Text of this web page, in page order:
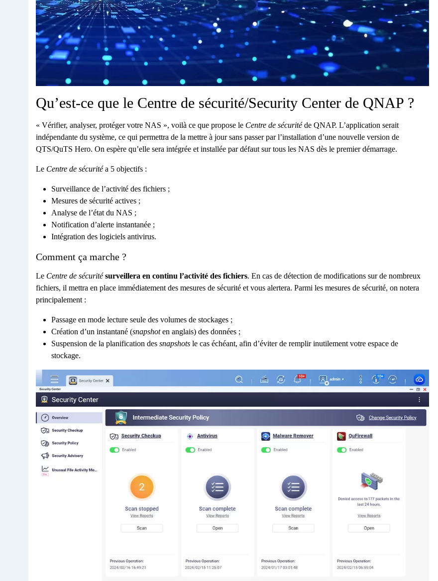
Qu’est-ce que le Centre de sécurité/Security Center de QNAP ?
« Vérifier, analyser, protéger votre NAS », voilà ce que propose le Centre de sécuritéde QNAP. L’application serait
indépendante du système, ce qui permettra de la mettre à jour sans passer par l’installation d’une nouvelle version de
QTS/QuTS Hero. On espère qu’elle sera intégrée et installée par défaut sur tous les NAS dès le premier démarrage.
Le Centre de sécuritéa 5 objectifs :
Surveillance de l’activité des fichiers ;
Mesures de sécurité actives ;
Analyse de l’état du NAS ;
Notification d’alerte instantanée ;
Intégration des logiciels antivirus.
Comment ça marche ?
Le Centre de sécurité surveillera en continu l’activité des fichiers. En cas de détection de modifications sur de nombreux
fichiers, il mettra en place immédiatement des mesures de sécurité et vous alertera. Parmi les mesures de sécurité, on notera
principalement :
Passage en mode lecture seule des volumes de stockages ;
Création d’un instantané (snapshoten anglais) des données ;
Suspension de la planification des snapshots le cas échéant, afin d’éviter de remplir inutilement votre espace de
stockage.